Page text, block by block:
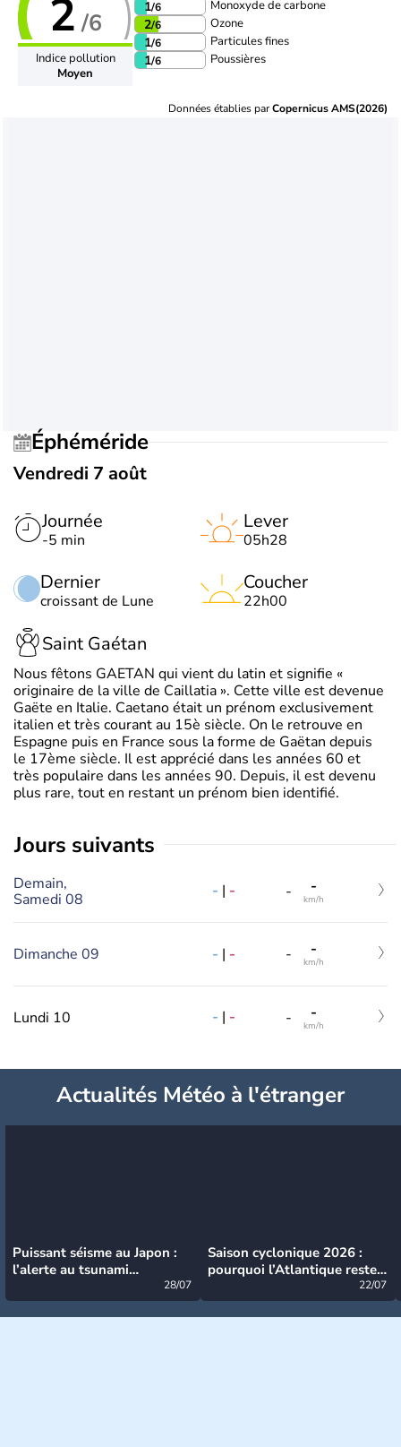
2 /6
Indice pollution
Moyen
1/6 Monoxyde de carbone
2/6 Ozone
1/6 Particules fines
1/6 Poussières
Données établies parCopernicus AMS(2026)
Éphéméride
Vendredi 7 août
Journée
-5 min
Dernier
croissant de Lune
Lever
05h28
Coucher
22h00
Saint Gaétan
Nous fêtons GAETAN qui vient du latin et signifie «
originaire de la ville de Caillatia ». Cette ville est devenue
Gaëte en Italie. Caetano était un prénom exclusivement
italien et très courant au 15è siècle. On le retrouve en
Espagne puis en France sous la forme de Gaëtan depuis
le 17ème siècle. Il est apprécié dans les années 60 et
très populaire dans les années 90. Depuis, il est devenu
plus rare, tout en restant un prénom bien identifié.
jours suivants
Demain,
Samedi 08
- | - - -
km/h
Dimanche 09 - | - - -
km/h
Lundi 10 - | - - -
km/h
Actualités Météo à l'étranger
Puissant séisme au Japon :
l’alerte au tsunami
28/07
Saison cyclonique 2026 :
pourquoi l’Atlantique reste
22/07